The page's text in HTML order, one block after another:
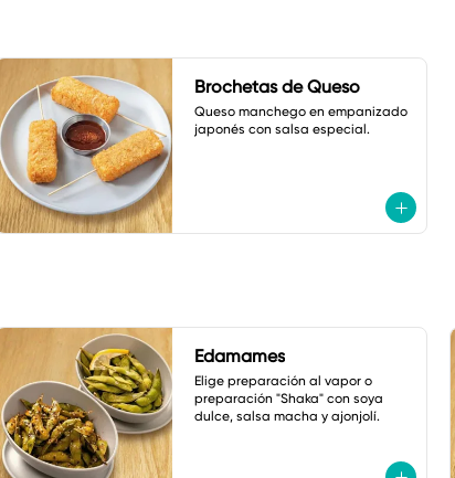
Brochetas de Queso
Queso manchego en empanizado
japonés con salsa especial.
Edamames
Elige preparación al vapor o
preparación "Shaka" con soya
dulce, salsa macha y ajonjolí.